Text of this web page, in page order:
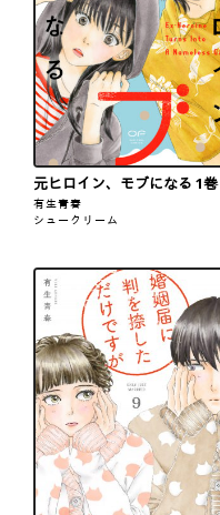
元ヒロイン、モブになる 1巻
有生青春
シュークリーム